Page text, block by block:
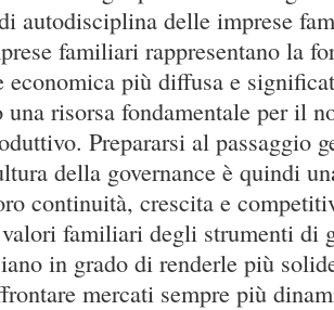
autodisciplina delle imprese
familiari rappresentano la
economica più diffusa e
una risorsa fondamentale per il
Prepararsi al passaggio
della governance è quindi
continuità, crescita e
familiari degli strumenti di
in grado di renderle più
mercati sempre più